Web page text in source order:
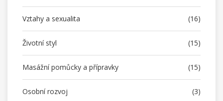
Vztahy a sexualita (16)
Životní styl (15)
Masážní pomůcky a přípravky (15)
Osobní rozvoj (3)